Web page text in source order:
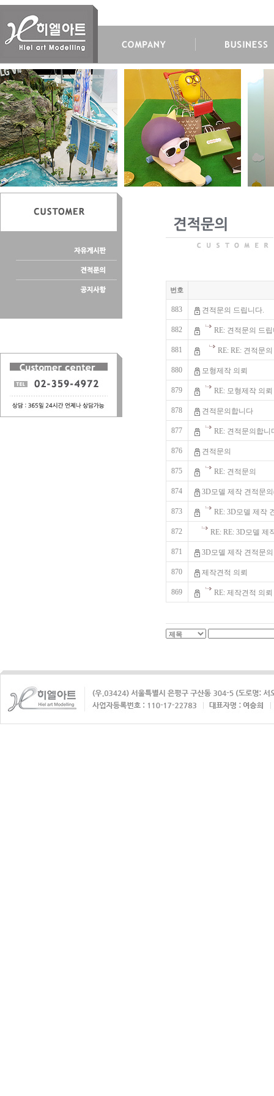
번호
883 견적문의 드립니다.
882 RE: 견적문의 드
881 RE: RE: 견적문
880 모형제작 의뢰
879 RE: 모형제작 의뢰
878 견적문의합니다
877 RE: 견적문의합니
876 견적문의
875 RE: 견적문의
874 3D모델 제작 견적문
873 RE: 3D모델 제작
872 RE: RE: 3D모델 제
871 3D모델 제작 견적문의
870 제작견적 의뢰
869 RE: 제작견적 의뢰